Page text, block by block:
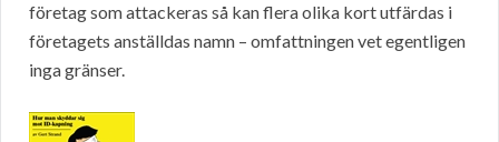
företag som attackeras så kan flera olika kort utfärdas i
företagets anställdas namn – omfattningen vet egentligen
inga gränser.